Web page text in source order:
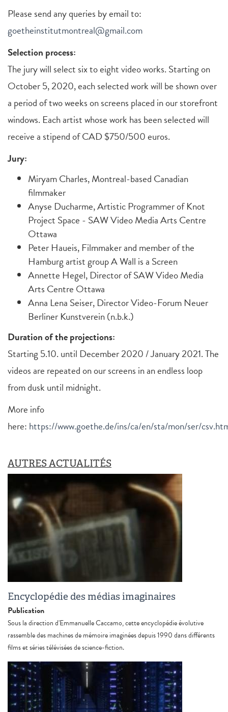
Please send any queries by email to:
goetheinstitutmontreal@gmail.com
Selection process:
The jury will select six to eight video works. Starting on
October 5, 2020, each selected work will be shown over
a period of two weeks on screens placed in our storefront
windows. Each artist whose work has been selected will
receive a stipend of CAD $750/500 euros.
Jury:
Miryam Charles, Montreal-based Canadian
filmmaker
Anyse Ducharme, Artistic Programmer of Knot
Project Space - SAW Video Media Arts Centre
Ottawa
Peter Haueis, Filmmaker and member of the
Hamburg artist group A Wall is a Screen
Annette Hegel, Director of SAW Video Media
Arts Centre Ottawa
Anna Lena Seiser, Director Video-Forum Neuer
Berliner Kunstverein (n.b.k.)
Duration of the projections:
Starting 5.10. until December 2020 / January 2021. The
videos are repeated on our screens in an endless loop
from dusk until midnight.
More info
here: https://www.goethe.de/ins/ca/en/sta/mon/ser/
AUTRES ACTUALITÉS
Encyclopédie des médias imaginaires
Publication
Sous la direction d'Emmanuelle Caccamo, cette encyclopédie évolutive
rassemble des machines de mémoire imaginées depuis 1990 dans différents
films et séries télévisées de science-fiction.